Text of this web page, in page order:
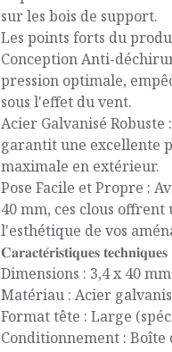
sur les bois de support.
Les points forts du
Conception Anti-
pression optimale,
sous l'effet du vent.
Acier Galvanisé
garantit une excellente
maximale en extérieur.
Pose Facile et Propre :
40 mm, ces clous
l'esthétique de vos
𝐂𝐚𝐫𝐚𝐜𝐭𝐞́𝐫𝐢𝐬𝐭𝐢𝐪𝐮𝐞𝐬 𝐭𝐞𝐜𝐡𝐧𝐢𝐪𝐮𝐞𝐬
Dimensions : 3,4 x 40 mm
Matériau : Acier
Format tête : Large
Conditionnement : Boîte